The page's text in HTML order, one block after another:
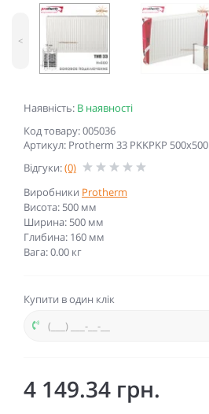
Наявність: В наявності
Код товару: 005036
Артикул: Protherm 33 PKKPKP 500x500
Відгуки:(0)
Виробники Protherm
Висота: 500 мм
Ширина: 500 мм
Глибина: 160 мм
Вага: 0.00 кг
<
Купити в один клік
4 149.34 грн.